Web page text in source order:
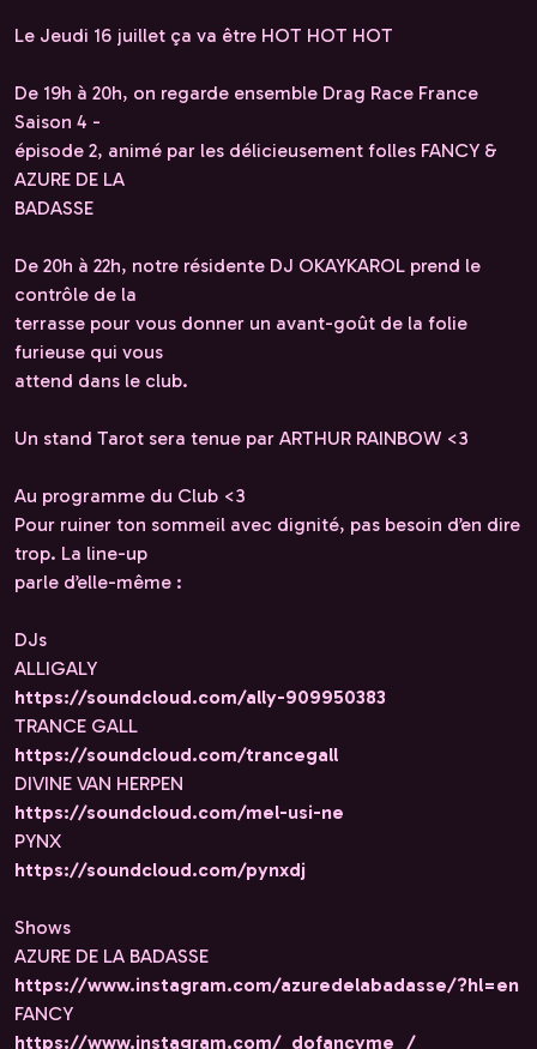
Le Jeudi 16 juillet ça va être HOT HOT HOT
De 19h à 20h, on regarde ensemble Drag Race France
Saison 4 -
épisode 2, animé par les délicieusement folles FANCY &
AZURE DE LA
BADASSE
De 20h à 22h, notre résidente DJ OKAYKAROL prend le
contrôle de la
terrasse pour vous donner un avant-goût de la folie
furieuse qui vous
attend dans le club.
Un stand Tarot sera tenue par ARTHUR RAINBOW <3
Au programme du Club <3
Pour ruiner ton sommeil avec dignité, pas besoin d’en dire
trop. La line-up
parle d’elle-même :
DJs
ALLIGALY
https://soundcloud.com/ally-909950383
TRANCE GALL
https://soundcloud.com/trancegall
DIVINE VAN HERPEN
https://soundcloud.com/mel-usi-ne
PYNX
https://soundcloud.com/pynxdj
Shows
AZURE DE LA BADASSE
https://www.instagram.com/azuredelabadasse/?hl=en
FANCY
https://www.instagram.com/_dofancyme_/